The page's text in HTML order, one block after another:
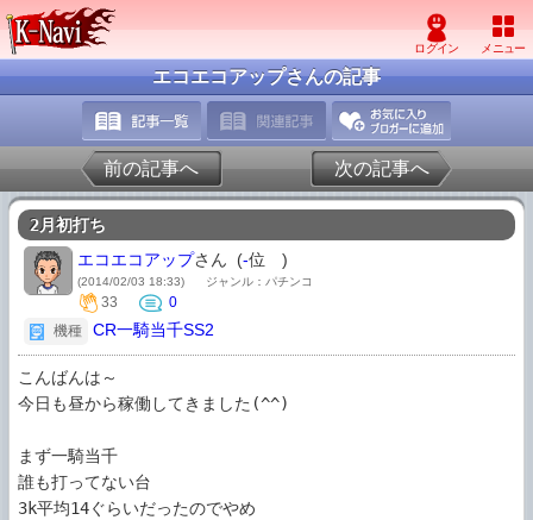
エコエコアップさんの記事
前の記事へ 次の記事へ
2月初打ち
エコエコアップさん (-位 )
(2014/02/03 18:33) ジャンル：パチンコ
33
0
機種
CR一騎当千SS2
こんばんは～
今日も昼から稼働してきました(^^)
まず一騎当千
誰も打ってない台
3k平均14ぐらいだったのでやめ